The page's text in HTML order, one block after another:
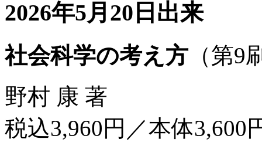
2026年5月20日出来
社会科学の考え方 （第9
野村 康 著
税込3,960円／本体3,600